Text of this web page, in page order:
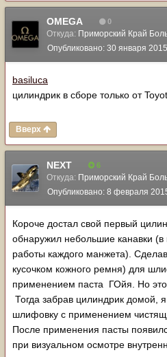
OMEGA 0
Откуда: Приморский Край
Опубликовано: 30 января 2015
basiluca
цилиндрик в сборе только от
Вверх
NЕХТ 6
Откуда: Приморский Край
Опубликовано: 8 февраля
Короче достал свой первый
обнаружил небольшие канавки
работы каждого манжета).
кусочком кожного ремня) для
применением паста ГОйя. Но это
Тогда забрав цилиндрик домой,
шлифовку с применением
После применения пасты
при визуальном осмотре